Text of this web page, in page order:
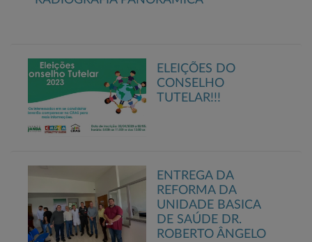
ELEIÇÕES DO
CONSELHO
TUTELAR!!!
ENTREGA DA
REFORMA DA
UNIDADE BASICA
DE SAÚDE DR.
ROBERTO ÂNGELO